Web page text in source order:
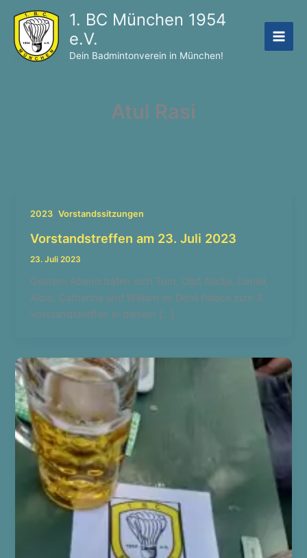
Inhalt
springen
1. BC München 1954
e.V.
Dein Badmintonverein in München!
Atul Rasi
2023,Vorstandssitzungen
Vorstandstreffen am 23. Juli 2023
23. Juli 2023
Gestern Abend trafen sich Tom, Olaf, Nadja, Daniel,
Alois, Catherine und William im Dehli Palace zum 3.
Vorstandstreffen in diesem […]